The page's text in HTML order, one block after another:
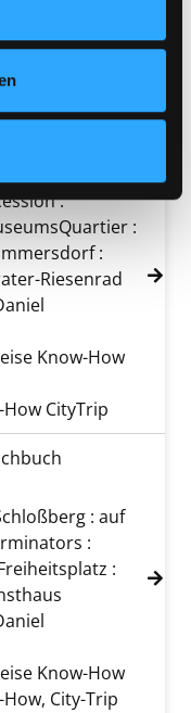
verändern.
Mirte
anzeigen
:
:
:
Riesenrad
Know-How
How CityTrip
anzeigen
: auf
:
:
Know-How
City-Trip